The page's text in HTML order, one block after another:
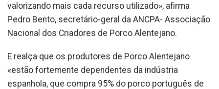
valorizando mais cada recurso utilizado», afirma
Pedro Bento, secretário-geral da ANCPA- Associação
Nacional dos Criadores de Porco Alentejano.
E realça que os produtores de Porco Alentejano
«estão fortemente dependentes da indústria
espanhola, que compra 95% do porco português de